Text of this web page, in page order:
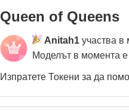
Queen of Queens
Anitah1 участва в
Моделът в момента е
Изпратете Токени за да